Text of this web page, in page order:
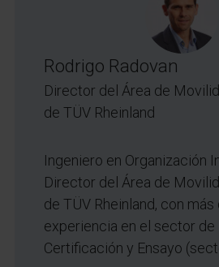
Rodrigo Radovan
Director del Área de
de TÜV Rheinland
Ingeniero en Organización
Director del Área de
de TÜV Rheinland, con
experiencia en el sector de
Certificación y Ensayo